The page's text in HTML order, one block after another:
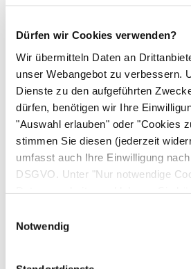
Dürfen wir Cookies verwenden?
Wir übermitteln Daten an
unser Webangebot zu verbessern.
Dienste zu den aufgeführten
dürfen, benötigen wir Ihre
"Auswahl erlauben" oder "Cookies
stimmen Sie diesen (jederzeit
umfasst auch Ihre Einwilligung
DSGVO. Unter "Nur notwendige
Notwendig
Die beste Prophylaxe für den
gute Planung für die Zeit nach
gehört, dass sich das Umfeld
zur Unterstützung der Mutter
Insbesondere die Väter tun
Urlaubskontingent für die
Geburt einzuplanen, um
Stunden schon Wunder; ins
Arztbesuch.